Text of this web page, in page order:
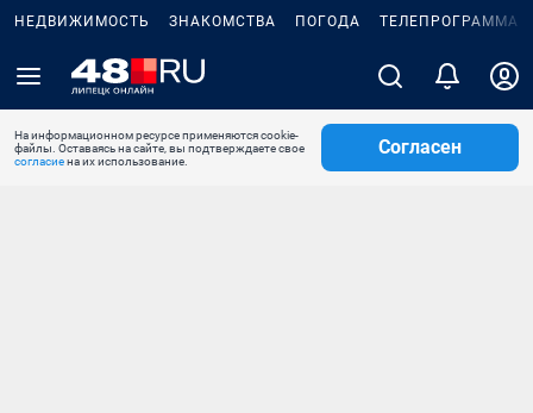
НЕДВИЖИМОСТЬ ЗНАКОМСТВА ПОГОДА ТЕЛЕПРОГРАММА
На информационном ресурсе применяются cookie-
файлы. Оставаясь на сайте, вы подтверждаете свое
согласиена их использование.
Согласен